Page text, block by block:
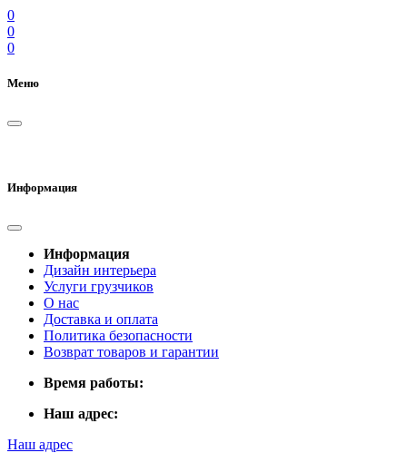
0
0
0
Меню
Информация
Информация
Дизайн интерьера
Услуги грузчиков
О нас
Доставка и оплата
Политика безопасности
Возврат товаров и гарантии
Время работы:
Наш адрес:
Наш адрес